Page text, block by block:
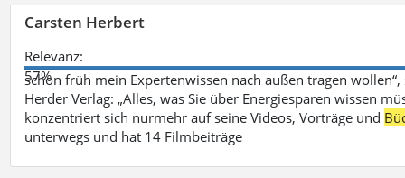
Carsten Herbert
Relevanz:
57%
schon früh mein Expertenwissen nach außen tragen
Herder Verlag: „Alles, was Sie über Energiesparen wissen
konzentriert sich nurmehr auf seine Videos, Vorträge und
unterwegs und hat 14 Filmbeiträge